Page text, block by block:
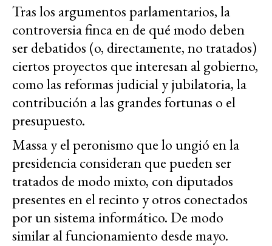
Tras los argumentos parlamentarios, la
controversia finca en de qué modo deben
ser debatidos (o, directamente, no tratados)
ciertos proyectos que interesan al gobierno,
como las reformas judicial y jubilatoria, la
contribución a las grandes fortunas o el
presupuesto.
Massa y el peronismo que lo ungió en la
presidencia consideran que pueden ser
tratados de modo mixto, con diputados
presentes en el recinto y otros conectados
por un sistema informático. De modo
similar al funcionamiento desde mayo.